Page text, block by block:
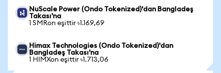
NuScale Power (Ondo Tokenized)'dan Bangladeş
Takası'na
1 SMRon eşittir ৳1.169,69
Himax Technologies (Ondo Tokenized)'dan
Bangladeş Takası'na
1 HIMXon eşittir ৳1.713,06